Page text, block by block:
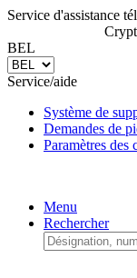
Service
rapide
BEL
Service/aide
Système de
Demandes de
Paramètres des
Menu
Rechercher